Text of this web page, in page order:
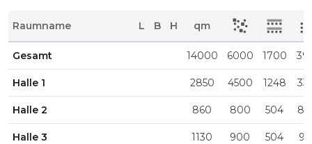
Raumname L B H qm
Gesamt 14000 6000 1700
Halle 1 2850 4500 1248
Halle 2 860 800 504
Halle 3 1130 900 504